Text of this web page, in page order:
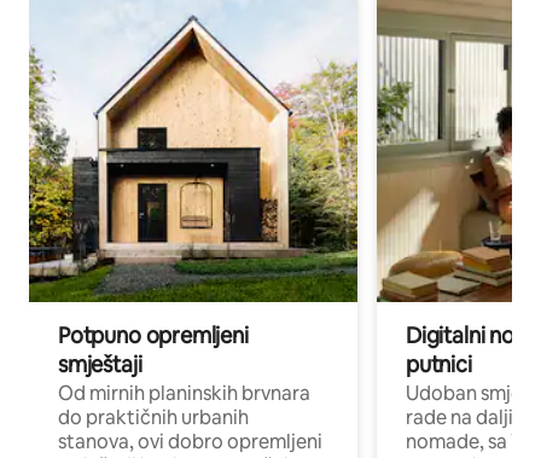
Potpuno opremljeni
smještaji
Od mirnih planinskih brvnara
do praktičnih urbanih
stanova, ovi dobro opremljeni
Digitalni
putnici
Udoban
rade na
nomade, sa